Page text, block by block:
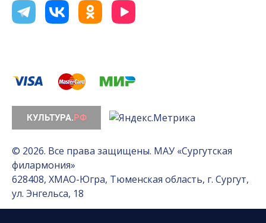
© 2026. Все права защищены. МАУ «Сургутская
филармония»
628408, ХМАО-Югра, Тюменская область, г. Сургут,
ул. Энгельса, 18